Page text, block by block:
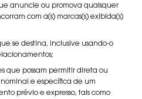
anuncie ou promova quaisquer
com a(s) marcas(s) exibida(s)
se destina, inclusive usando-o
que possam permitir direta ou
e específica de um
prévio e expresso, tais como